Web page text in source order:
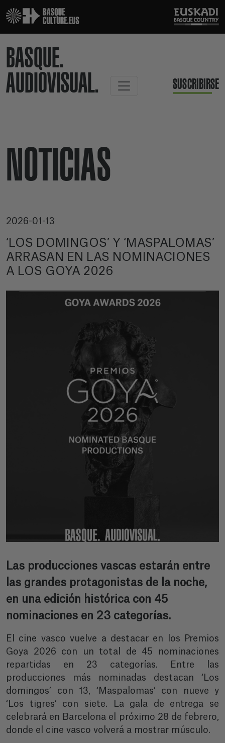
BASQUE.
AUDIOVISUAL.
SUSCRIBIRSE
NOTICIAS
2026-01-13
‘LOS DOMINGOS’ Y ‘MASPALOMAS’
ARRASAN EN LAS NOMINACIONES
A LOS GOYA 2026
Las producciones vascas estarán entre
las grandes protagonistas de la noche,
en una edición histórica con 45
nominaciones en 23 categorías.
El cine vasco vuelve a destacar en los Premios
Goya 2026 con un total de 45 nominaciones
repartidas en 23 categorías. Entre las
producciones más nominadas destacan ‘Los
domingos’ con 13, ‘Maspalomas’ con nueve y
‘Los tigres’ con siete. La gala de entrega se
celebrará en Barcelona el próximo 28 de febrero,
donde el cine vasco volverá a mostrar músculo.